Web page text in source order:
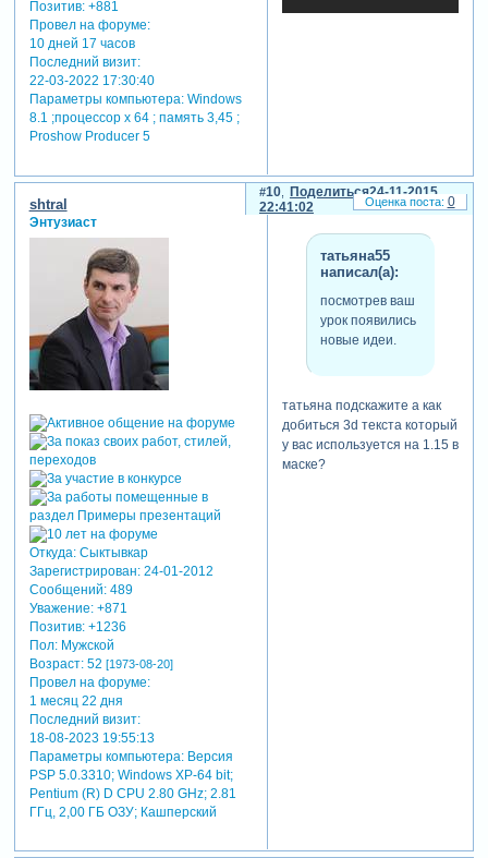
Позитив: +881
Провел на форуме:
10 дней 17 часов
Последний визит:
22-03-2022 17:30:40
Параметры компьютера:Windows
8.1 ;процессор х 64 ; память 3,45 ;
Proshow Producer 5
Поделиться
10
24-11-2015
22:41:02
shtral
Энтузиаст
Откуда:Сыктывкар
Зарегистрирован: 24-01-2012
Сообщений:489
Уважение: +871
Позитив: +1236
Пол:Мужской
Возраст:52 [1973-08-20]
Провел на форуме:
1 месяц 22 дня
Последний визит:
18-08-2023 19:55:13
Параметры компьютера:Версия
PSP 5.0.3310; Windows XP-64 bit;
Pentium (R) D CPU 2.80 GHz; 2.81
ГГц, 2,00 ГБ ОЗУ; Кашперский
татьяна55
написал(а):
посмотрев ваш
урок появились
новые идеи.
татьяна подскажите а как
добиться 3d текста который
у вас используется на 1.15 в
маске?
0